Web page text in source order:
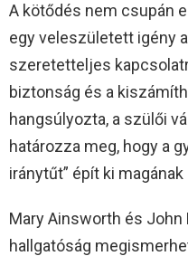
A kötődés nem csupán
egy veleszületett igény
szeretetteljes
biztonság és a
hangsúlyozta, a szülői
határozza meg, hogy a
iránytűt” épít ki magának
Mary Ainsworth és
hallgatóság